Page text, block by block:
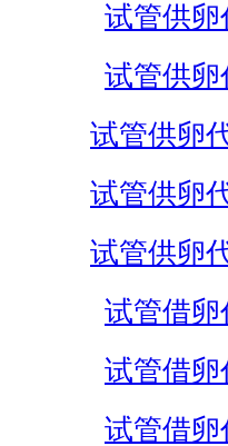
试管供卵
试管供卵
试管供卵
试管供卵
试管供卵
试管借卵
试管借卵
试管借卵